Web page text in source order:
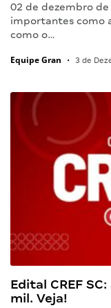
02 de dezembro
importantes como
como o…
Equipe Gran • 3 de
Edital CREF
mil. Veja!